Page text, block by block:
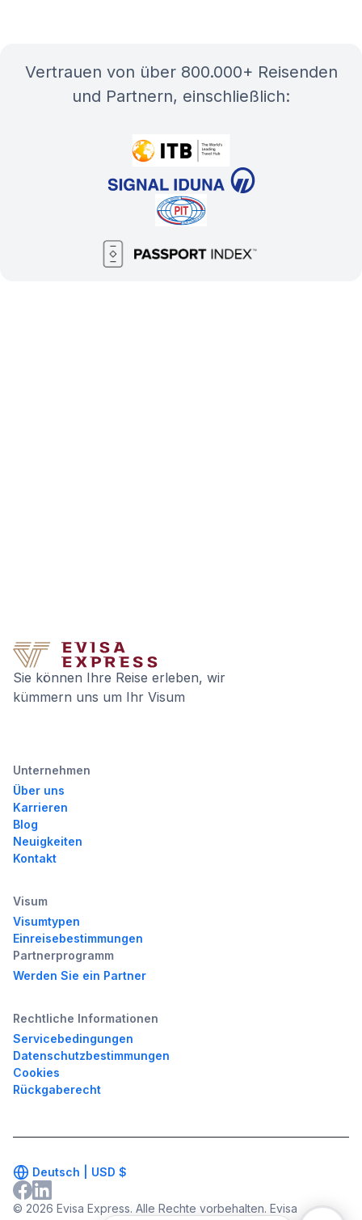
Vertrauen von über 800.000+ Reisenden
und Partnern, einschließlich:
Sie können Ihre Reise erleben, wir
kümmern uns um Ihr Visum
Unternehmen
Über uns
Karrieren
Blog
Neuigkeiten
Kontakt
Visum
Visumtypen
Einreisebestimmungen
Partnerprogramm
Werden Sie ein Partner
Rechtliche Informationen
Servicebedingungen
Datenschutzbestimmungen
Cookies
Rückgaberecht
© 2026 Evisa Express. Alle Rechte vorbehalten. Evisa
Deutsch | USD $